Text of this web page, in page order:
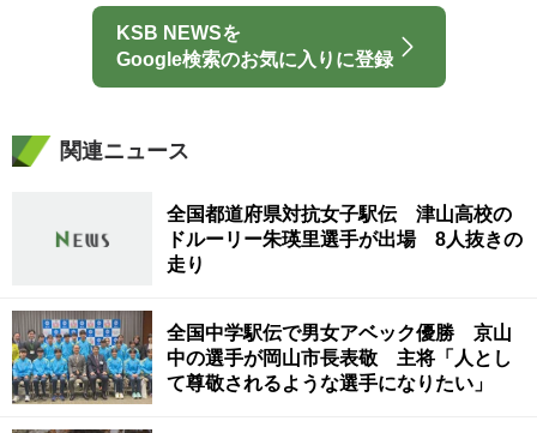
KSB NEWSを
Google検索のお気に入りに登録
関連ニュース
全国都道府県対抗女子駅伝 津山高校の
ドルーリー朱瑛里選手が出場 8人抜きの
走り
全国中学駅伝で男女アベック優勝 京山
中の選手が岡山市長表敬 主将「人とし
て尊敬されるような選手になりたい」